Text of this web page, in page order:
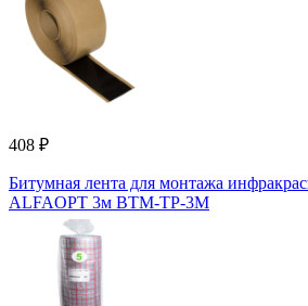
408 ₽
Битумная лента для монтажа
ALFAOPT 3м BTM-TP-3M